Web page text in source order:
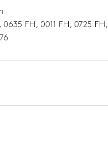
FH, 0011 FH, 0725 FH,